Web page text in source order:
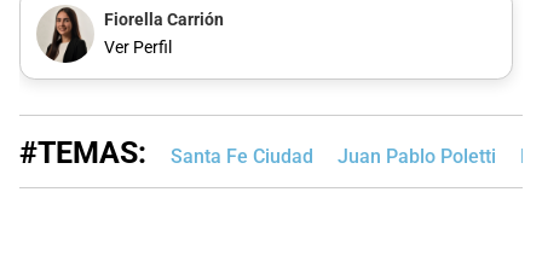
Fiorella Carrión
Ver Perfil
#TEMAS: Santa Fe Ciudad Juan Pablo Poletti